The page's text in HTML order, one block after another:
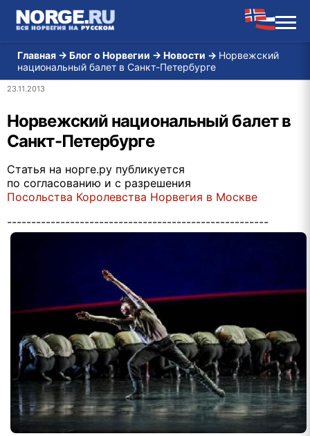
Главная → Блог о Норвегии → Новости → Норвежский
национальный балет в Санкт-Петербурге
23.11.2013
Норвежский национальный балет в
Санкт-Петербурге
Статья на норге.ру публикуется
по согласованию и с разрешения
Посольства Королевства Норвегия в Москве
------------------------------------------------------